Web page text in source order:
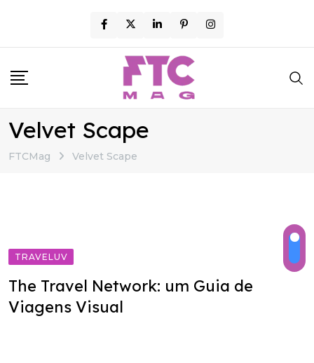
content
Velvet Scape
FTCMag Velvet Scape
TRAVELUV
The Travel Network: um Guia de
Viagens Visual